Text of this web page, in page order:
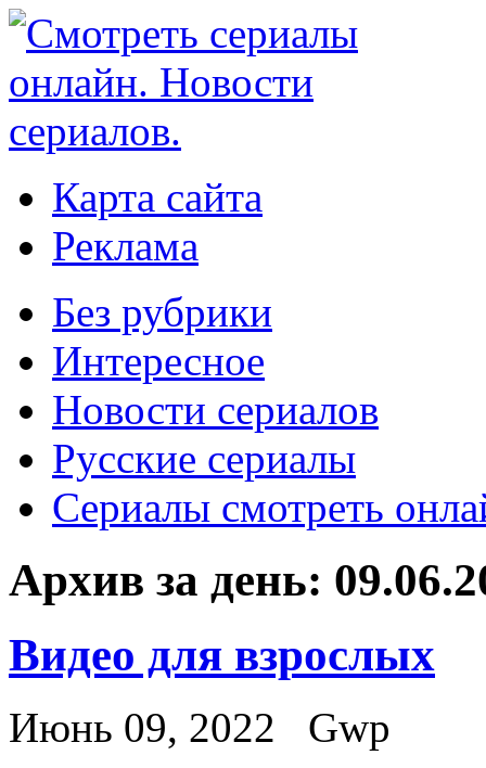
Карта сайта
Реклама
Без рубрики
Интересное
Новости сериалов
Русские сериалы
Сериалы смотреть
Архив за день:
Видео для взрослых
Июнь 09, 2022
Gwp